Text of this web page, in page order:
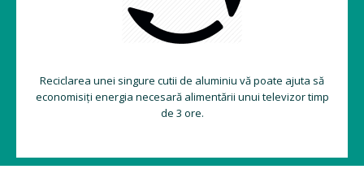
Reciclarea unei singure cutii de aluminiu vă poate ajuta să
economisiți energia necesară alimentării unui televizor timp
de 3 ore.